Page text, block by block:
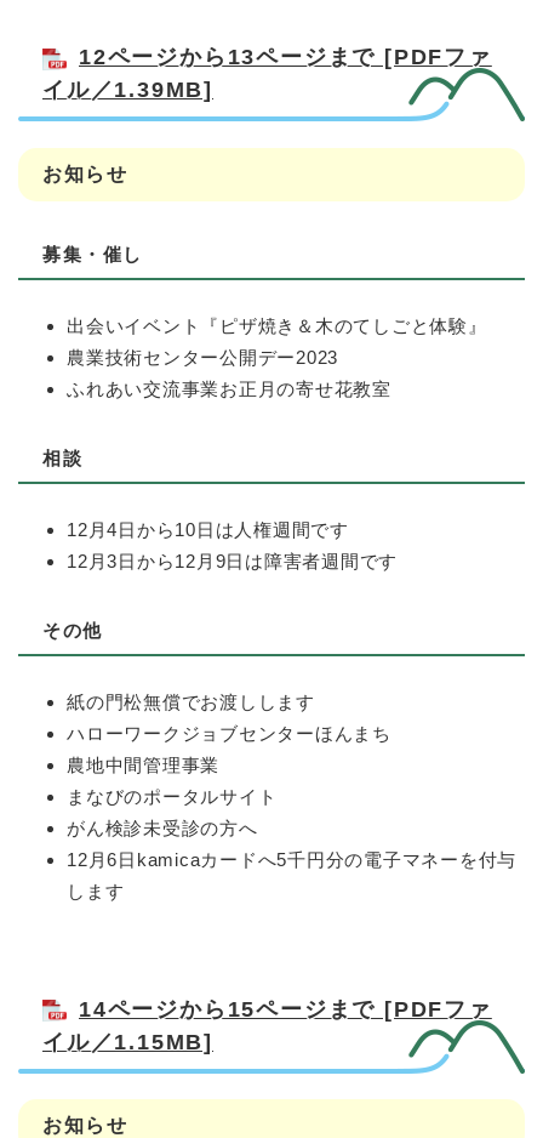
12ページから13ページまで [PDFファ
イル／1.39MB]
お知らせ
募集・催し
出会いイベント『ピザ焼き＆木のてしごと体験』
農業技術センター公開デー2023
ふれあい交流事業お正月の寄せ花教室
相談
12月4日から10日は人権週間です
12月3日から12月9日は障害者週間です
その他
紙の門松無償でお渡しします
ハローワークジョブセンターほんまち
農地中間管理事業
まなびのポータルサイト
がん検診未受診の方へ
12月6日kamicaカードへ5千円分の電子マネーを付与
します
14ページから15ページまで [PDFファ
イル／1.15MB]
お知らせ